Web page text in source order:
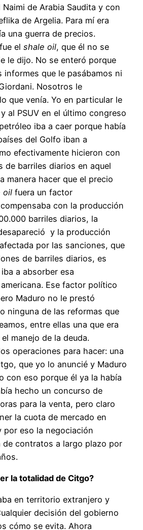
de Arabia Saudita y con
de Argelia. Para mí era
una guerra de precios.
el shale oil, que él no se
le dijo. No se enteró porque
informes que le pasábamos ni
Nosotros le
que venía. Yo en particular le
al PSUV en el último congreso
iba a caer porque había
del Golfo iban a
efectivamente hicieron con
de barriles diarios en aquel
manera hacer que el precio
oil fuera un factor
con la producción
barriles diarios, la
y la producción
por las sanciones, que
de barriles diarios, es
a absorber esa
Ese factor político
Maduro no le prestó
ninguna de las reformas que
entre ellas una que era
manejo de la deuda.
operaciones para hacer: una
que yo lo anuncié y Maduro
con eso porque él ya la había
hecho un concurso de
para la venta, pero claro
la cuota de mercado en
por eso la negociación
de contratos a largo plazo por
la totalidad de Citgo?
en territorio extranjero y
decisión del gobierno
cómo se evita. Ahora